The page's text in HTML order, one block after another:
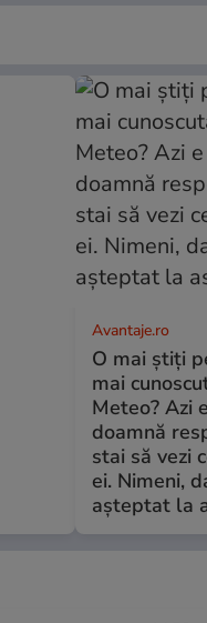
Avantaje.ro
O mai știți
mai
Meteo? Azi
doamnă
stai să vezi
ei. Nimeni,
așteptat la